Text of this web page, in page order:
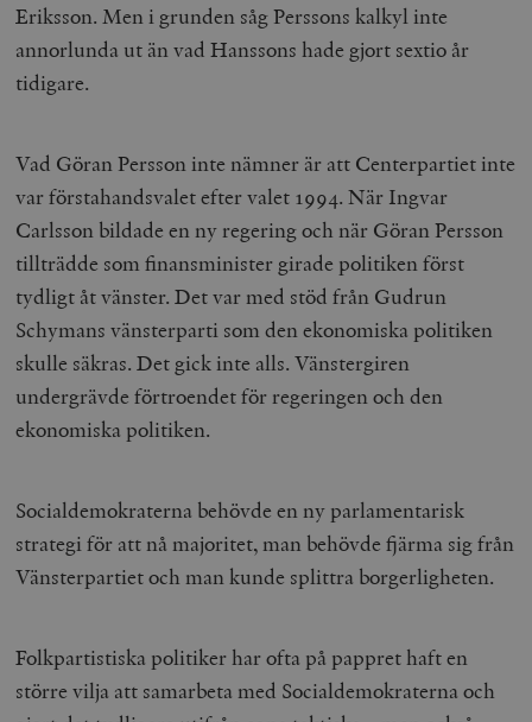
Eriksson. Men i grunden såg Perssons kalkyl inte
annorlunda ut än vad Hanssons hade gjort sextio år
tidigare.
Vad Göran Persson inte nämner är att Centerpartiet inte
var förstahandsvalet efter valet 1994. När Ingvar
Carlsson bildade en ny regering och när Göran Persson
tillträdde som finansminister girade politiken först
tydligt åt vänster. Det var med stöd från Gudrun
Schymans vänsterparti som den ekonomiska politiken
skulle säkras. Det gick inte alls. Vänstergiren
undergrävde förtroendet för regeringen och den
ekonomiska politiken.
Socialdemokraterna behövde en ny parlamentarisk
strategi för att nå majoritet, man behövde fjärma sig från
Vänsterpartiet och man kunde splittra borgerligheten.
Folkpartistiska politiker har ofta på pappret haft en
större vilja att samarbeta med Socialdemokraterna och